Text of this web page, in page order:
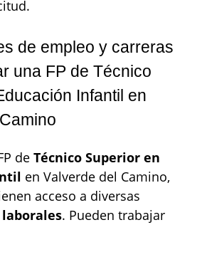
de empleo y carreras
una FP de Técnico
Infantil en
de Técnico Superior en
en Valverde del Camino,
acceso a diversas
. Pueden trabajar